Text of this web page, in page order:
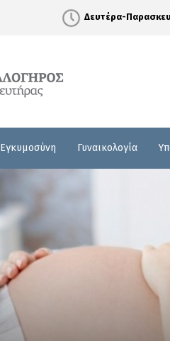
Δευτέρα-
Εγκυμοσύνη Γυναικολογία